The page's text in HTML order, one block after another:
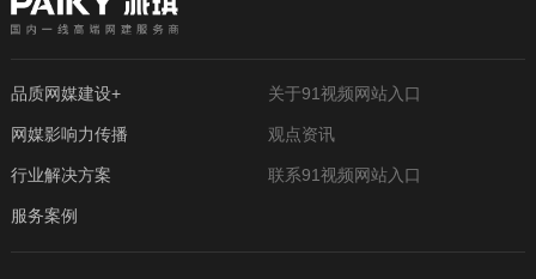
品质网媒建设+
网媒影响力传播
行业解决方案
服务案例
关于91视频网站入口
观点资讯
联系91视频网站入口